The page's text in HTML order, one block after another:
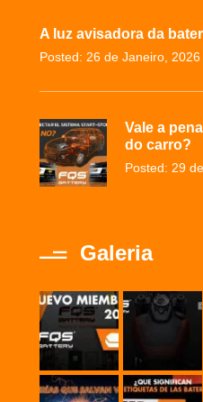
A luz avisadora da
Posted: 26 de Janeiro, 2026
Vale a
do carro?
Posted: 29
Galeria